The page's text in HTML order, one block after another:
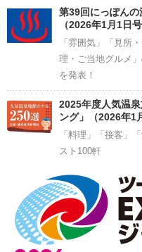
第39回にっぽんの
（2026年1月1日号
「雰囲気」「見所
理・ご当地グルメ
を発表！
2025年度人気温
ング」（2026年1
「料理」「接客」
スト100軒